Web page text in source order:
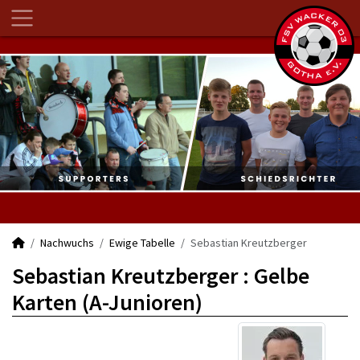
Nachwuchs Ewige Tabelle Sebastian Kreutzberger
Sebastian Kreutzberger : Gelbe
Karten (A-Junioren)